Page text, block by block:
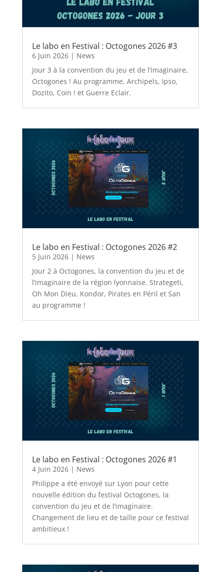
Le labo en Festival : Octogones 2026 #3
6 Juin 2026| News
Jour 3 à la convention du jeu et de l’imaginaire,
Octogones ! Au programme, Archipels, Ipso,
Dozito, Coin ! et Guerre Eclair.
Le labo en Festival : Octogones 2026 #2
5 Juin 2026| News
Jour 2 à Octogones, la convention du jeu et de
l’imaginaire de la région lyonnaise. Strategeti,
Oh Mon Dieu, Kondor, Pirates en Péril et San
au programme !
Le labo en Festival : Octogones 2026 #1
4 Juin 2026| News
Philippe a été envoyé sur Lyon pour cette
nouvelle édition du festival Octogones, la
convention du jeu et de l’imaginaire.
Changement de lieu et de taille pour ce festival
ambitieux !